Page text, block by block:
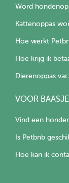
Word
Kattenoppas
Hoe werkt
Hoe krijg ik
Dierenoppas
VOOR
Vind een
Is Petbnb
Hoe kan ik